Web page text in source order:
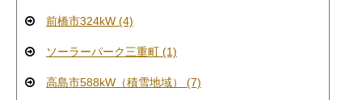
前橋市324kW (4)
ソーラーパーク三重町 (1)
高島市588kW（積雪地域） (7)